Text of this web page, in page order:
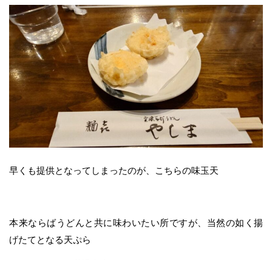
早くも提供となってしまったのが、こちらの味玉天
本来ならばうどんと共に味わいたい所ですが、当然の如く揚
げたてとなる天ぷら